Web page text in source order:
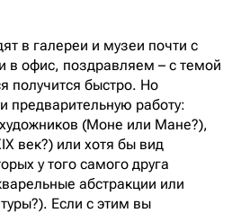
в галереи и музеи почти с
в офис, поздравляем – с темой
получится быстро. Но
предварительную работу:
(Моне или Мане?),
век?) или хотя бы вид
у того самого друга
абстракции или
Если с этим вы